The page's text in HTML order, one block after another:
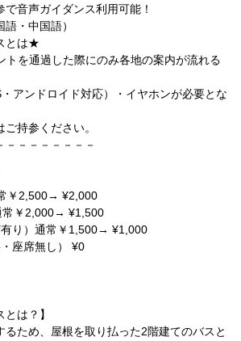
音声ガイダンス利用可能！
語・中国語）
とは★
トを通過した際にのみ各地の案内が流れる
アンドロイド対応）・イヤホンが必要とな
持参ください。
－－－－－－－－
￥2,500→ ¥2,000
常￥2,000→ ¥1,500
り）通常￥1,500→ ¥1,000
座席無し） ¥0
とは？】
るため、屋根を取り払った2階建てのバスと